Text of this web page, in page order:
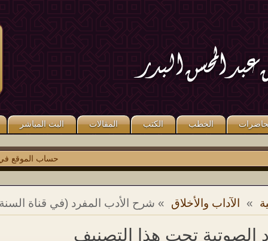
قال صلى الله عليه وسلم: «مَنْ كَذَبَ
عَلَىَّ مُتَعَمِّدًا فَلْيَتَبَوَّأْ مَقْعَدَهُ مِنَ النَّارِ».
متفق عليه.
الخطب الكتب المقالات البث المباشر
حساب الموقع في
» الآداب والأخلاق » شرح الأدب المفرد (في قناة
الصوتية تحت هذا التصنيف